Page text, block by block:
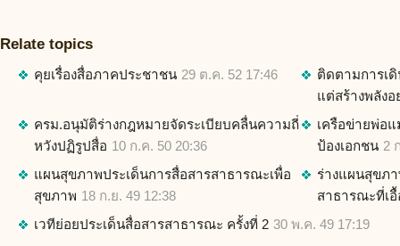
Relate topics
คุยเรื่องสื่อภาคประชาชน 29 ต.ค. 52 17:46
ติดตามการเ
แต่สร้างพลัง
ครม.อนุมัติร่างกฎหมายจัดระเบียบคลื่นความถี่
หวังปฏิรูปสื่อ 10 ก.ค. 50 20:36
เครือข่ายพ่อ
ป้องเอกชน 2
แผนสุขภาพประเด็นการสื่อสารสาธารณะเพื่อ
สุขภาพ 18 ก.ย. 49 12:38
ร่างแผนสุขภ
สาธารณะที่เ
เวทีย่อยประเด็นสื่อสารสาธารณะ ครั้งที่ 2 30 พ.ค. 49 17:19